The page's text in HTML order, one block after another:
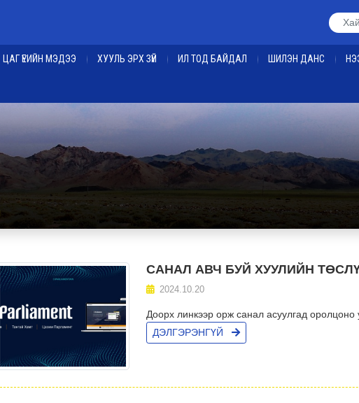
ЦАГ ҮЕИЙН МЭДЭЭ ХУУЛЬ ЭРХ ЗҮЙ ИЛ ТОД БАЙДАЛ ШИЛЭН ДАНС
САНАЛ АВЧ БУЙ ХУУЛИЙН
2024.10.20
Доорх линкээр орж санал асуулгад оролцоно
ДЭЛГЭРЭНГҮЙ